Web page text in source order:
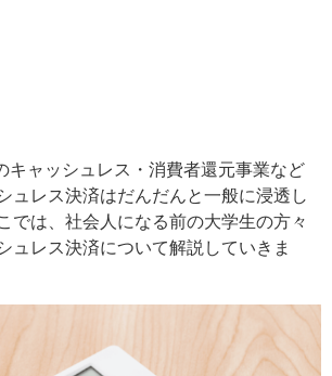
キャッシュレス・消費者還元事業など
ュレス決済はだんだんと一般に浸透し
では、社会人になる前の大学生の方々
ュレス決済について解説していきま